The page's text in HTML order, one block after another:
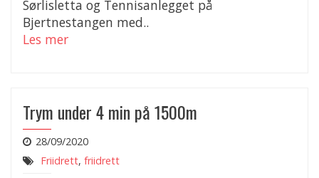
Sørlisletta og Tennisanlegget på
Bjertnestangen med..
Les mer
Trym under 4 min på 1500m
28/09/2020
Friidrett, friidrett